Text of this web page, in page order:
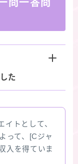
問一答問
た
トとして、
って、[Cジャ
入を得ていま